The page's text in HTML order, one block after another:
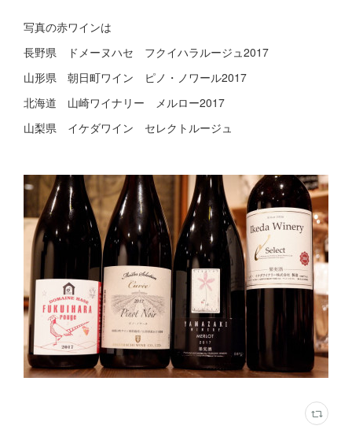
写真の赤ワインは
長野県 ドメーヌハセ フクイハラルージュ2017
山形県 朝日町ワイン ピノ・ノワール2017
北海道 山崎ワイナリー メルロー2017
山梨県 イケダワイン セレクトルージュ